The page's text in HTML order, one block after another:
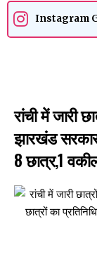
Instagram
रांची में जारी
झारखंड
8 छात्र,1